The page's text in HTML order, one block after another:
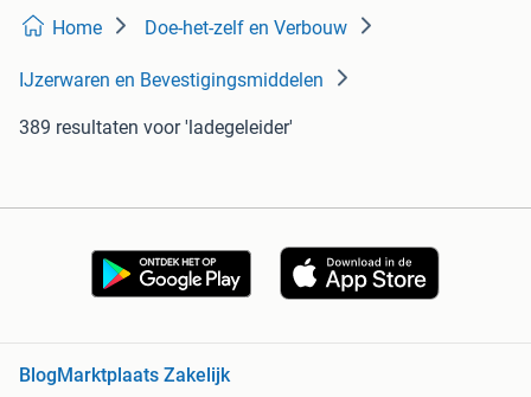
Home Doe-het-zelf en Verbouw
IJzerwaren en Bevestigingsmiddelen
389 resultaten voor 'ladegeleider'
BlogMarktplaats Zakelijk